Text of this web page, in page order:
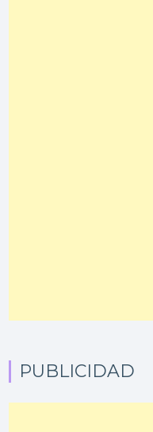
PUBLICIDAD